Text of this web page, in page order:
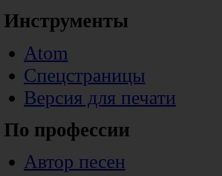
Инструменты
Atom
Спецстраницы
Версия для печати
По профессии
Автор песен